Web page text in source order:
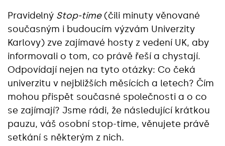
Pravidelný Stop-time(čili minuty věnované
současným i budoucím výzvám Univerzity
Karlovy) zve zajímavé hosty z vedení UK, aby
informovali o tom, co právě řeší a chystají.
Odpovídají nejen na tyto otázky: Co čeká
univerzitu v nejbližších měsících a letech? Čím
mohou přispět současné společnosti a o co
se zajímají? Jsme rádi, že následující krátkou
pauzu, váš osobní stop-time, věnujete právě
setkání s některým z nich.